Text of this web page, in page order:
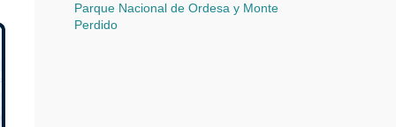
Parque Nacional de Ordesa y Monte
Perdido